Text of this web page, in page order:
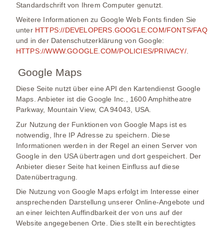
Standardschrift von Ihrem Computer genutzt.
Weitere Informationen zu Google Web Fonts finden Sie
unter HTTPS://DEVELOPERS.GOOGLE.COM/FONTS/FAQ
und in der Datenschutzerklärung von Google:
HTTPS://WWW.GOOGLE.COM/POLICIES/PRIVACY/.
Google Maps
Diese Seite nutzt über eine API den Kartendienst Google
Maps. Anbieter ist die Google Inc., 1600 Amphitheatre
Parkway, Mountain View, CA 94043, USA.
Zur Nutzung der Funktionen von Google Maps ist es
notwendig, Ihre IP Adresse zu speichern. Diese
Informationen werden in der Regel an einen Server von
Google in den USA übertragen und dort gespeichert. Der
Anbieter dieser Seite hat keinen Einfluss auf diese
Datenübertragung.
Die Nutzung von Google Maps erfolgt im Interesse einer
ansprechenden Darstellung unserer Online-Angebote und
an einer leichten Auffindbarkeit der von uns auf der
Website angegebenen Orte. Dies stellt ein berechtigtes